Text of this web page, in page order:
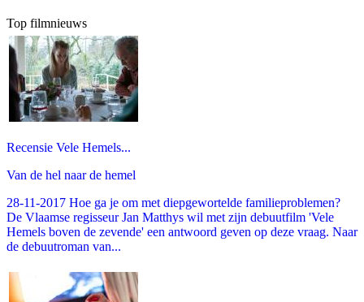
Top filmnieuws
Recensie Vele Hemels...
Van de hel naar de hemel
28-11-2017 Hoe ga je om met diepgewortelde familieproblemen?
De Vlaamse regisseur Jan Matthys wil met zijn debuutfilm 'Vele
Hemels boven de zevende' een antwoord geven op deze vraag. Naar
de debuutroman van...